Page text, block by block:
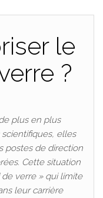
le
?
plus en plus
elles
postes de direction
Cette situation
verre » qui limite
leur carrière